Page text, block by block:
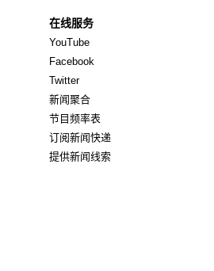
在线服务
YouTube
Facebook
TwitterOpens in new window
新闻聚合
节目频率表
订阅新闻快递
提供新闻线索